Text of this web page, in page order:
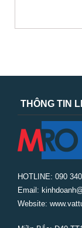
THÔNG TIN
HOTLINE: 090
Email:
Website: